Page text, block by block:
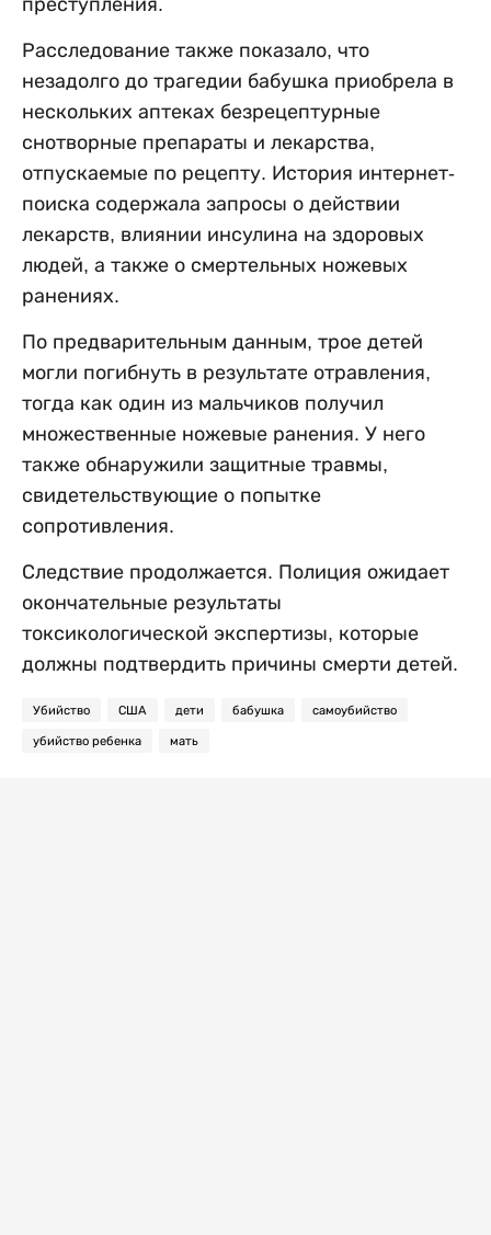
Расследование также показало, что
незадолго до трагедии бабушка приобрела в
нескольких аптеках безрецептурные
снотворные препараты и лекарства,
отпускаемые по рецепту. История интернет-
поиска содержала запросы о действии
лекарств, влиянии инсулина на здоровых
людей, а также о смертельных ножевых
ранениях.
По предварительным данным, трое детей
могли погибнуть в результате отравления,
тогда как один из мальчиков получил
множественные ножевые ранения. У него
также обнаружили защитные травмы,
свидетельствующие о попытке
сопротивления.
Следствие продолжается. Полиция ожидает
окончательные результаты
токсикологической экспертизы, которые
должны подтвердить причины смерти детей.
Убийство США дети бабушка самоубийство
убийство ребенка мать